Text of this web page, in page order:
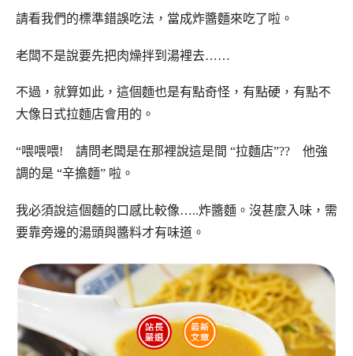
請看我們的標準錯誤吃法，當成炸醬麵來吃了啦。
老闆不是說要先把肉燥拌到湯裡去……
不過，就算如此，這個麵也是有點奇怪，有點硬，有點不
大像日式拉麵店會用的。
“喂喂喂! 請問老闆是在那裡說這是間 “拉麵店”?? 他強
調的是 “辛擔麵” 啦。
我必須說這個麵的口感比較像…..炸醬麵。沒甚麼入味，需
要靠旁邊的湯頭與醬料才有味道。